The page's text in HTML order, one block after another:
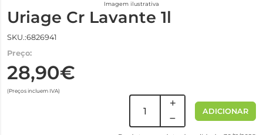
Imagem ilustrativa
Uriage Cr Lavante 1l
SKU.:6826941
Preço:
28,90€
(Preços incluem IVA)
ADICIONAR